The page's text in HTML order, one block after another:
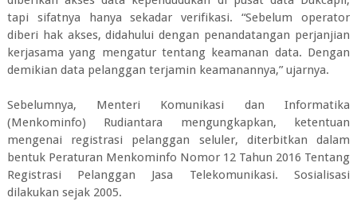
tapi sifatnya hanya sekadar verifikasi. “Sebelum operator
diberi hak akses, didahului dengan penandatangan perjanjian
kerjasama yang mengatur tentang keamanan data. Dengan
demikian data pelanggan terjamin keamanannya,” ujarnya.
Sebelumnya, Menteri Komunikasi dan Informatika
(Menkominfo) Rudiantara mengungkapkan, ketentuan
mengenai registrasi pelanggan seluler, diterbitkan dalam
bentuk Peraturan Menkominfo Nomor 12 Tahun 2016 Tentang
Registrasi Pelanggan Jasa Telekomunikasi. Sosialisasi
dilakukan sejak 2005.